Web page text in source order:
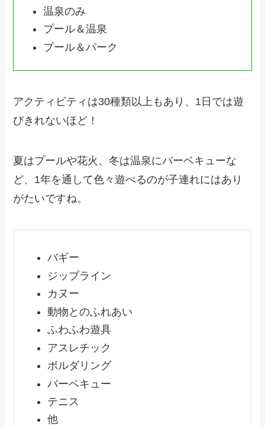
温泉のみ
プール＆温泉
プール＆パーク
アクティビティは30種類以上もあり、1日では遊
びきれないほど！
夏はプールや花火、冬は温泉にバーベキューな
ど、1年を通して色々遊べるのが子連れにはあり
がたいですね。
バギー
ジップライン
カヌー
動物とのふれあい
ふわふわ遊具
アスレチック
ボルダリング
バーベキュー
テニス
他